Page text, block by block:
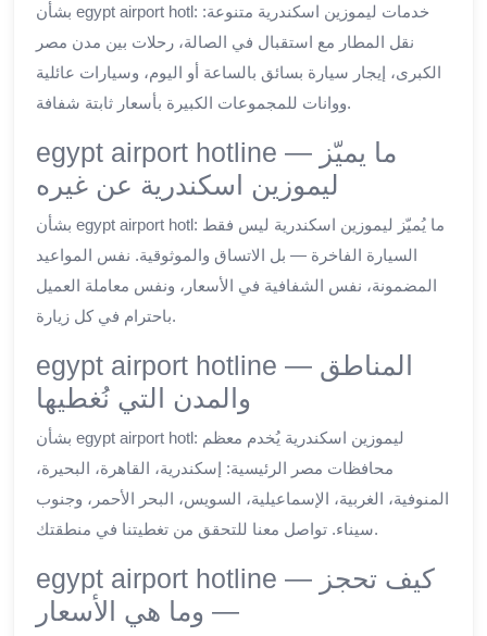
بشأن egypt airport hotl: خدمات ليموزين اسكندرية متنوعة:
نقل المطار مع استقبال في الصالة، رحلات بين مدن مصر
الكبرى، إيجار سيارة بسائق بالساعة أو اليوم، وسيارات عائلية
ووانات للمجموعات الكبيرة بأسعار ثابتة شفافة.
egypt airport hotline — ما يميّز
ليموزين اسكندرية عن غيره
بشأن egypt airport hotl: ما يُميّز ليموزين اسكندرية ليس فقط
السيارة الفاخرة — بل الاتساق والموثوقية. نفس المواعيد
المضمونة، نفس الشفافية في الأسعار، ونفس معاملة العميل
باحترام في كل زيارة.
egypt airport hotline — المناطق
والمدن التي نُغطيها
بشأن egypt airport hotl: ليموزين اسكندرية يُخدم معظم
محافظات مصر الرئيسية: إسكندرية، القاهرة، البحيرة،
المنوفية، الغربية، الإسماعيلية، السويس، البحر الأحمر، وجنوب
سيناء. تواصل معنا للتحقق من تغطيتنا في منطقتك.
egypt airport hotline — كيف تحجز
— وما هي الأسعار